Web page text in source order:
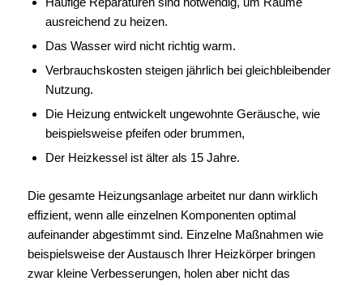
ausreichend zu heizen.
Das Wasser wird nicht richtig warm.
Verbrauchskosten steigen jährlich bei gleichbleibender
Nutzung.
Die Heizung entwickelt ungewohnte Geräusche, wie
beispielsweise pfeifen oder brummen,
Der Heizkessel ist älter als 15 Jahre.
Die gesamte Heizungsanlage arbeitet nur dann wirklich
effizient, wenn alle einzelnen Komponenten optimal
aufeinander abgestimmt sind. Einzelne Maßnahmen wie
beispielsweise der Austausch Ihrer Heizkörper bringen
zwar kleine Verbesserungen, holen aber nicht das